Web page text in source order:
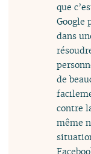
que
Google
dans
de
contre
même